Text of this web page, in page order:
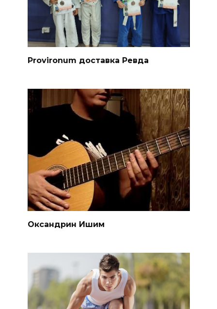
Provironum доставка Ревда
Оксандрин Ишим